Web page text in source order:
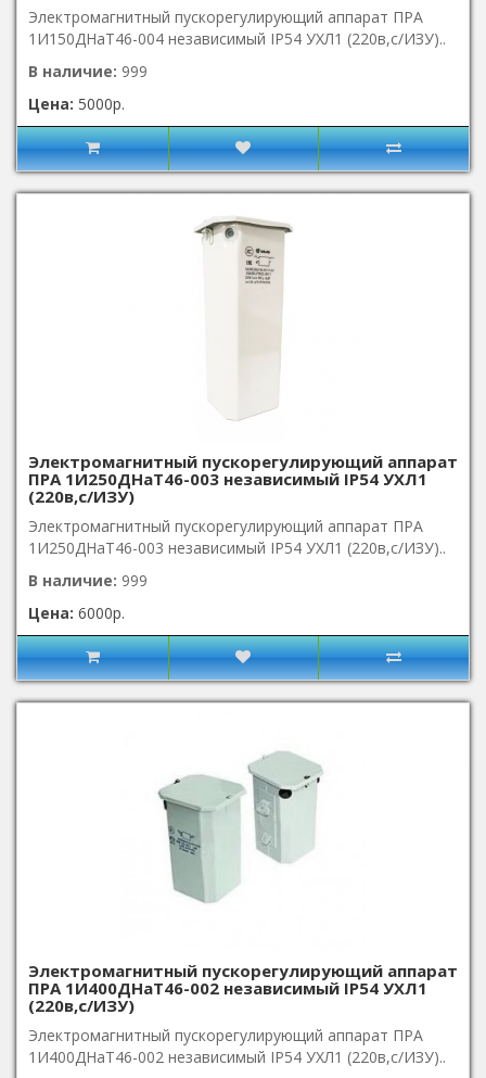
Электромагнитный пускорегулирующий аппарат ПРА
1И150ДНаТ46-004 независимый IP54 УХЛ1 (220в,с/ИЗУ)..
В наличие: 999
Цена: 5000р.
Электромагнитный пускорегулирующий аппарат
ПРА 1И250ДНаТ46-003 независимый IP54 УХЛ1
(220в,с/ИЗУ)
Электромагнитный пускорегулирующий аппарат ПРА
1И250ДНаТ46-003 независимый IP54 УХЛ1 (220в,с/ИЗУ)..
В наличие: 999
Цена: 6000р.
Электромагнитный пускорегулирующий аппарат
ПРА 1И400ДНаТ46-002 независимый IP54 УХЛ1
(220в,с/ИЗУ)
Электромагнитный пускорегулирующий аппарат ПРА
1И400ДНаТ46-002 независимый IP54 УХЛ1 (220в,с/ИЗУ)..